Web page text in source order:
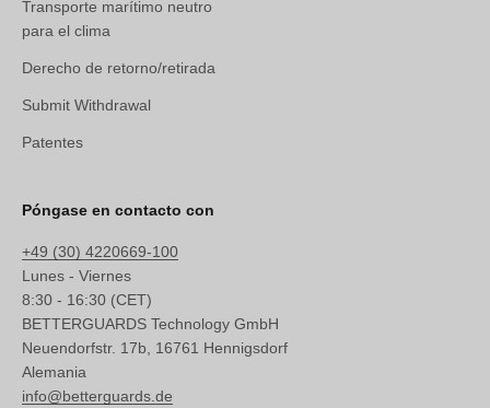
Transporte marítimo neutro
para el clima
Derecho de retorno/retirada
Submit Withdrawal
Patentes
Póngase en contacto con
+49 (30) 4220669-100
Lunes - Viernes
8:30 - 16:30 (CET)
BETTERGUARDS Technology GmbH
Neuendorfstr. 17b, 16761 Hennigsdorf
Alemania
info@betterguards.de